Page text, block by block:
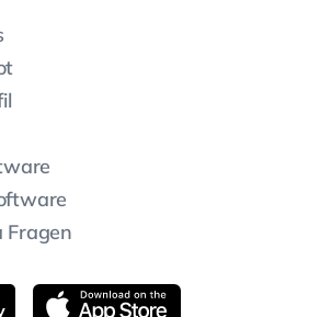
Fragen